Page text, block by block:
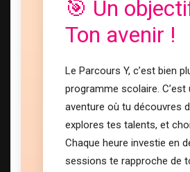
🎯 Un
Ton avenir !
Le Parcours Y, c’est bien
programme scolaire. C’est
aventure où tu découvres
explores tes talents, et
Chaque heure investie en
sessions te rapproche de